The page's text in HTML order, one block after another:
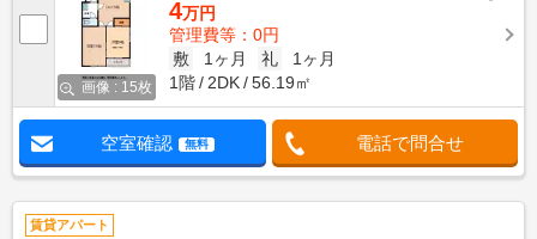
画像 : 15枚
4万円
管理費等：0円
敷
1ヶ月 礼
1ヶ月
1階
2DK 56.19㎡
空室確認 無料 電話で問合せ
賃貸アパート